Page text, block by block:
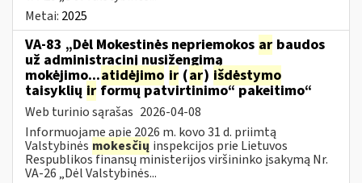
Metai: 2025
VA-83 „Dėl Mokestinės nepriemokos ar baudos
už administracinį nusižengimą
mokėjimo...atidėjimo ir (ar) išdėstymo
taisyklių ir formų patvirtinimo“ pakeitimo“
Web turinio sąrašas 2026-04-08
Informuojame apie 2026 m. kovo 31 d. priimtą
Valstybinės mokesčių inspekcijos prie Lietuvos
Respublikos finansų ministerijos viršininko įsakymą Nr.
VA-26 „Dėl Valstybinės...